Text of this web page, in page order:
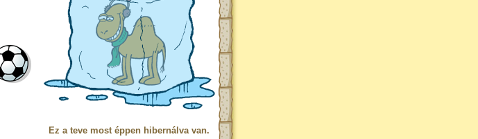
Ez a teve most éppen hibernálva van.